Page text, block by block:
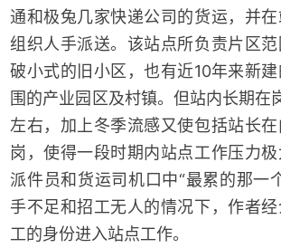
通和极兔几家快递公司的货运，并
组织人手派送。该站点所负责片区
破小式的旧小区，也有近10年来新
围的产业园区及村镇。但站内长期在
左右，加上冬季流感又使包括站长
岗，使得一段时期内站点工作压力
派件员和货运司机口中“最累的那一
手不足和招工无人的情况下，作者
工的身份进入站点工作。